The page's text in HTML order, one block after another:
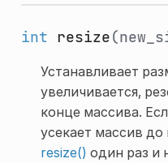
int resize
Устанавливает
увеличивается,
конце массива.
усекает массив
resize() один раз и